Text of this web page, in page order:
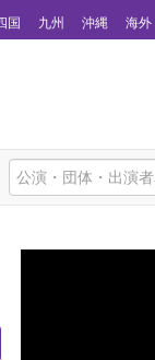
国 九州 沖縄 海外